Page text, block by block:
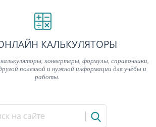
КАЛЬКУЛЯТОРЫ
конвертеры, формулы, справочники,
полезной и нужной информации для учёбы и
работы.